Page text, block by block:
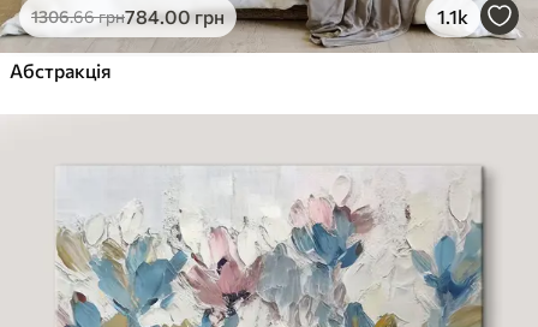
1306.66грн784.00грн 1.1k
Абстракція